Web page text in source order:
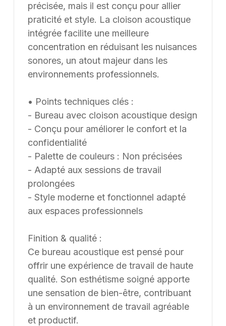
précisée, mais il est conçu pour allier
praticité et style. La cloison acoustique
intégrée facilite une meilleure
concentration en réduisant les nuisances
sonores, un atout majeur dans les
environnements professionnels.
• Points techniques clés :
- Bureau avec cloison acoustique design
- Conçu pour améliorer le confort et la
confidentialité
- Palette de couleurs : Non précisées
- Adapté aux sessions de travail
prolongées
- Style moderne et fonctionnel adapté
aux espaces professionnels
Finition & qualité :
Ce bureau acoustique est pensé pour
offrir une expérience de travail de haute
qualité. Son esthétisme soigné apporte
une sensation de bien-être, contribuant
à un environnement de travail agréable
et productif.